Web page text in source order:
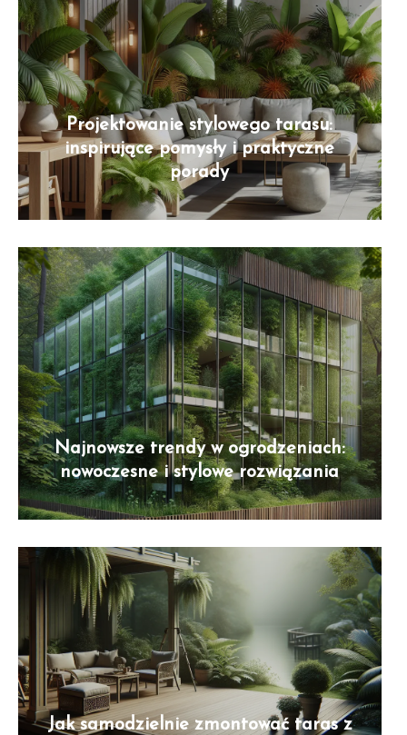
Projektowanie stylowego tarasu:
inspirujące pomysły i praktyczne
porady
Najnowsze trendy w ogrodzeniach:
nowoczesne i stylowe rozwiązania
Jak samodzielnie zmontować taras z